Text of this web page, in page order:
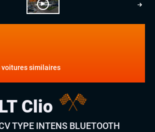
voitures similaires
Clio
TYPE INTENS BLUETOOTH